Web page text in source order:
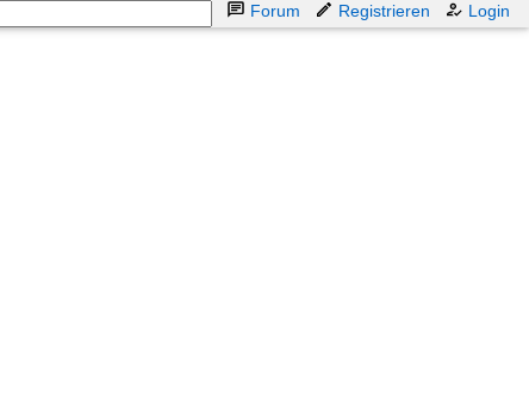
Forum Registrieren Login